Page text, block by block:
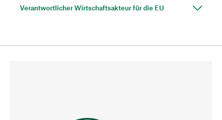
Verantwortlicher Wirtschaftsakteur für die EU